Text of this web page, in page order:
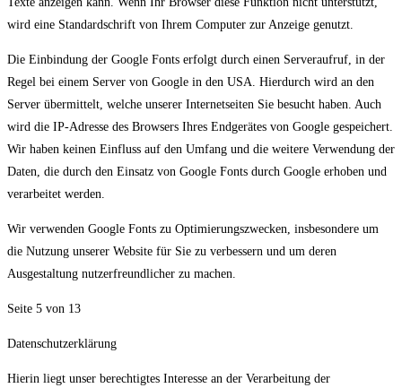
wird eine Standardschrift von Ihrem Computer zur Anzeige genutzt.
Die Einbindung der Google Fonts erfolgt durch einen Serveraufruf, in der
Regel bei einem Server von Google in den USA. Hierdurch wird an den
Server übermittelt, welche unserer Internetseiten Sie besucht haben. Auch
wird die IP-Adresse des Browsers Ihres Endgerätes von Google gespeichert.
Wir haben keinen Einfluss auf den Umfang und die weitere Verwendung der
Daten, die durch den Einsatz von Google Fonts durch Google erhoben und
verarbeitet werden.
Wir verwenden Google Fonts zu Optimierungszwecken, insbesondere um
die Nutzung unserer Website für Sie zu verbessern und um deren
Ausgestaltung nutzerfreundlicher zu machen.
Seite 5 von 13
Datenschutzerklärung
Hierin liegt unser berechtigtes Interesse an der Verarbeitung der